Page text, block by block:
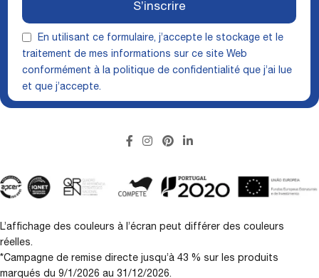
En utilisant ce formulaire, j’accepte le stockage et le
traitement de mes informations sur ce site Web
conformément à la politique de confidentialité que j’ai lue
et que j’accepte.
S’inscrire
L’affichage des couleurs à l’écran peut différer des couleurs
réelles.
*Campagne de remise directe jusqu’à 43 % sur les produits
marqués du 9/1/2026 au 31/12/2026.